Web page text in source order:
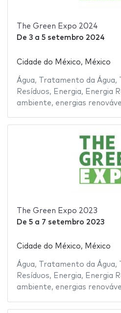
The Green Expo 2024
De 3a 5 setembro 2024
Cidade do México, México
Água, Tratamento da Água,
Resíduos, Energia, Energia
ambiente, energias
The Green Expo 2023
De 5a 7 setembro 2023
Cidade do México, México
Água, Tratamento da Água,
Resíduos, Energia, Energia
ambiente, energias